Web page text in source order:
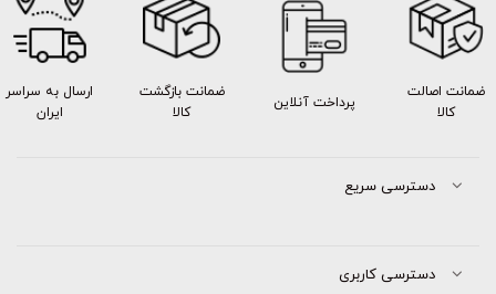
ضمانت اصالت
کالا
پرداخت آنلاین
ضمانت بازگشت
کالا
ارسال به سراسر
ایران
دسترسی سریع
دسترسی کاربری